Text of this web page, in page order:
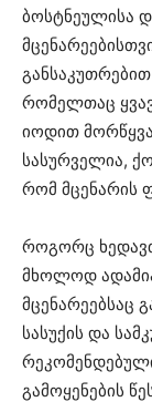
ბოსტნეულისა
განსაკუთრებით
რომელთაც
იოდით
სასურველია,
რომ მცენარის
როგორც
მხოლოდ
მცენარეებსაც
სასუქის და
გამოყენების